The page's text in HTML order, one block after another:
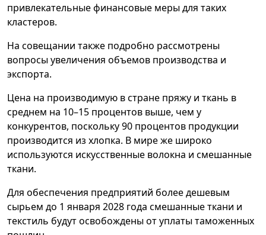
привлекательные финансовые меры для таких
кластеров.
На совещании также подробно рассмотрены
вопросы увеличения объемов производства и
экспорта.
Цена на производимую в стране пряжу и ткань в
среднем на 10–15 процентов выше, чем у
конкурентов, поскольку 90 процентов продукции
производится из хлопка. В мире же широко
используются искусственные волокна и смешанные
ткани.
Для обеспечения предприятий более дешевым
сырьем до 1 января 2028 года смешанные ткани и
текстиль будут освобождены от уплаты таможенных